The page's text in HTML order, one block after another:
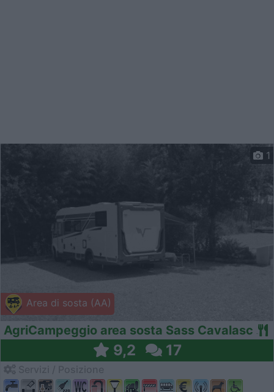
Area di sosta (AA)
1
AgriCampeggio area sosta Sass Cavalasc
9,2 17